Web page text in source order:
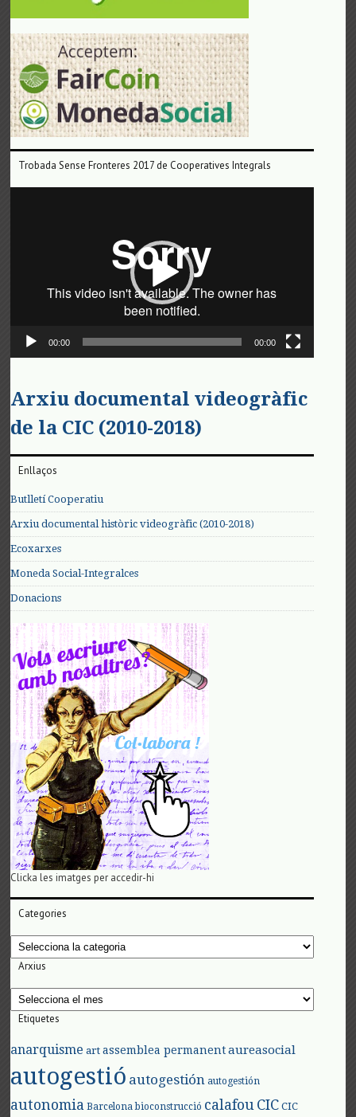
Trobada Sense Fronteres 2017 de Cooperatives Integrals
00:00 00:00
Arxiu documental videogràfic
de la CIC (2010-2018)
Enllaços
Butlletí Cooperatiu
Arxiu documental històric videogràfic (2010-2018)
Ecoxarxes
Moneda Social-Integralces
Donacions
Clicka les imatges per accedir-hi
Categories
Categories
Arxius
Arxius
Etiquetes
anarquisme art assemblea permanent aureasocial
autogestió autogestión autogestión
autonomia Barcelona bioconstrucció calafouCIC CIC